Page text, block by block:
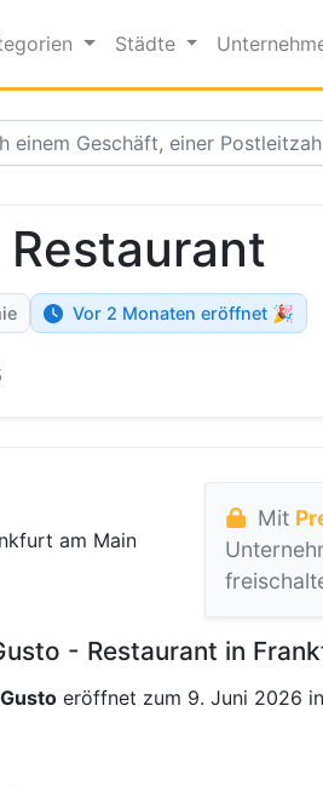
Städte
Vor 2 Monaten eröffnet 🎉
am Main
Mit
- Restaurant in
eröffnet zum 9. Juni 2026